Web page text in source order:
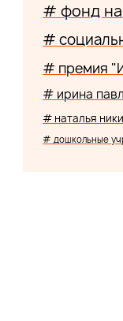
# фонд
#
# премия
# ирина
# наталья
# дошкольные